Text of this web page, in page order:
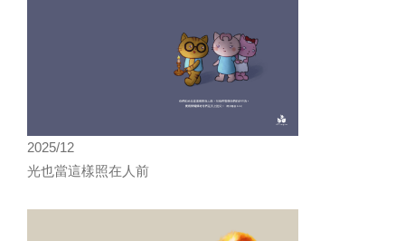
2025/12
光也當這樣照在人前